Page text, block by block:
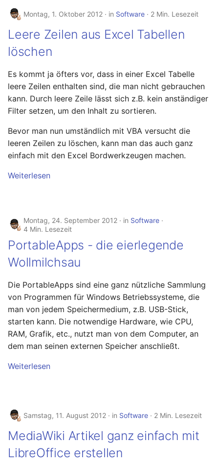
Montag, 1. Oktober 2012 in Software 2 Min. Lesezeit
Leere Zeilen aus Excel Tabellen
löschen
Es kommt ja öfters vor, dass in einer Excel Tabelle
leere Zeilen enthalten sind, die man nicht gebrauchen
kann. Durch leere Zeile lässt sich z.B. kein anständiger
Filter setzen, um den Inhalt zu sortieren.
Bevor man nun umständlich mit VBA versucht die
leeren Zeilen zu löschen, kann man das auch ganz
einfach mit den Excel Bordwerkzeugen machen.
Weiterlesen
Montag, 24. September 2012 in Software
4 Min. Lesezeit
PortableApps - die eierlegende
Wollmilchsau
Die PortableApps sind eine ganz nützliche Sammlung
von Programmen für Windows Betriebssysteme, die
man von jedem Speichermedium, z.B. USB-Stick,
starten kann. Die notwendige Hardware, wie CPU,
RAM, Grafik, etc., nutzt man von dem Computer, an
dem man seinen externen Speicher anschließt.
Weiterlesen
Samstag, 11. August 2012 in Software 2 Min. Lesezeit
MediaWiki Artikel ganz einfach mit
LibreOffice erstellen